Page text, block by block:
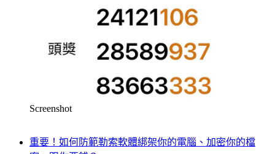
Screenshot
重要！如何防範勒索軟體綁架你的電腦、加密你的檔